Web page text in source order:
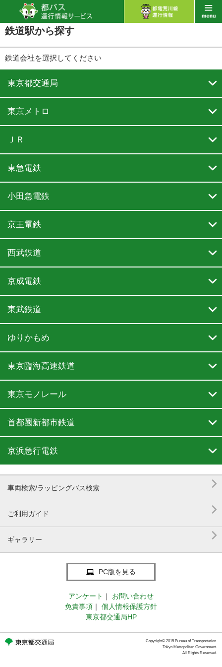
鉄道駅から探す
鉄道会社を選択してください
東京都交通局 
東京メトロ 
ＪＲ 
東急電鉄 
小田急電鉄 
京王電鉄 
西武鉄道 
京成電鉄 
東武鉄道 
ゆりかもめ 
東京臨海高速鉄道 
東京モノレール 
首都圏新都市鉄道 
京浜急行電鉄 
車両検索/ラッピングバス検索 
ご利用ガイド 
ギャラリー 
PC版を見る
アンケート ｜
お問い合わせ
免責事項 ｜
個人情報保護方針
東京都交通局HP
Copyright© 2015 Bureau of Transportation.
Tokyo Metropolitan Government.
All Rights Reserved.